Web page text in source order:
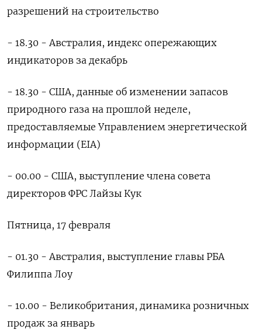
разрешений на строительство
- 18.30 - Австралия, индекс опережающих
индикаторов за декабрь
- 18.30 - США, данные об изменении запасов
природного газа на прошлой неделе,
предоставляемые Управлением энергетической
информации (EIA)
- 00.00 - США, выступление члена совета
директоров ФРС Лайзы Кук
Пятница, 17 февраля
- 01.30 - Австралия, выступление главы РБА
Филиппа Лоу
- 10.00 - Великобритания, динамика розничных
продаж за январь